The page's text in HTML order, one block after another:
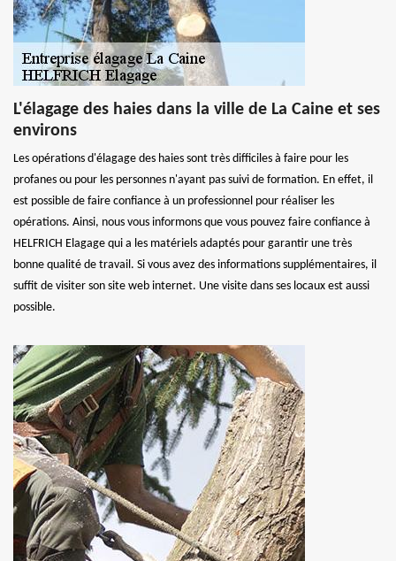
L'élagage des haies dans la ville de La Caine et ses
environs
Les opérations d'élagage des haies sont très difficiles à faire pour les
profanes ou pour les personnes n'ayant pas suivi de formation. En effet, il
est possible de faire confiance à un professionnel pour réaliser les
opérations. Ainsi, nous vous informons que vous pouvez faire confiance à
HELFRICH Elagage qui a les matériels adaptés pour garantir une très
bonne qualité de travail. Si vous avez des informations supplémentaires, il
suffit de visiter son site web internet. Une visite dans ses locaux est aussi
possible.